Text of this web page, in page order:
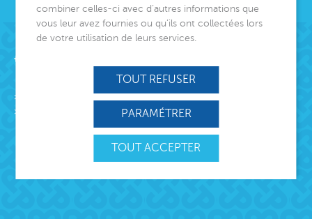
Acteur de lien social
Protection Enfance et Familles
Accueil des victimes
combiner celles-ci avec d’autres informations que
vous leur avez fournies ou qu’ils ont collectées lors
de votre utilisation de leurs services.
TOUT ACCEPTER
TOUT REFUSER
PARAMÉTRER